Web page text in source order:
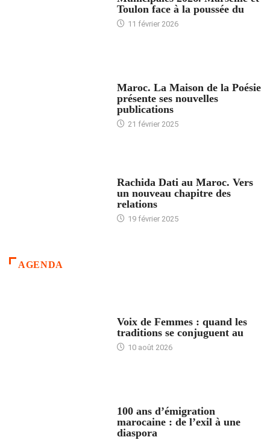
Toulon face à la poussée du
11 février 2026
Maroc. La Maison de la Poésie
présente ses nouvelles
publications
21 février 2025
Rachida Dati au Maroc. Vers
un nouveau chapitre des
relations
19 février 2025
AGENDA
Voix de Femmes : quand les
traditions se conjuguent au
10 août 2026
100 ans d’émigration
marocaine : de l’exil à une
diaspora